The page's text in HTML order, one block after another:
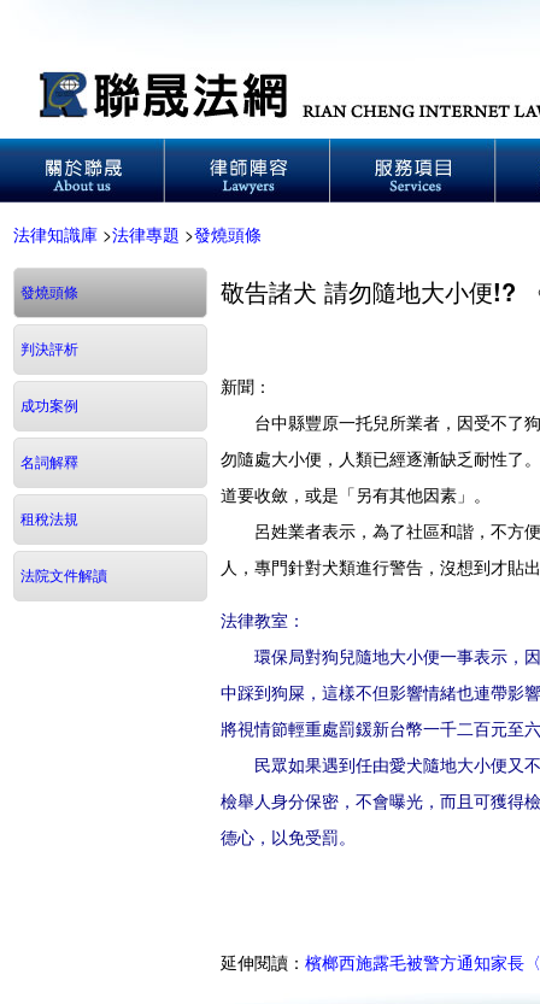
法律知識庫 >法律專題 >發燒頭條
發燒頭條
判決評析
成功案例
名詞解釋
租稅法規
法院文件解讀
敬告諸犬 請勿隨地大小便!?
新聞：
台中縣豐原一托兒所業者，因受不了狗
勿隨處大小便，人類已經逐漸缺乏耐性了
道要收斂，或是「另有其他因素」。
呂姓業者表示，為了社區和諧，不方便
人，專門針對犬類進行警告，沒想到才貼
法律教室：
環保局對狗兒隨地大小便一事表示，因
中踩到狗屎，這樣不但影響情緒也連帶影
將視情節輕重處罰鍰新台幣一千二百元至
民眾如果遇到任由愛犬隨地大小便又不
檢舉人身分保密，不會曝光，而且可獲得
德心，以免受罰。
延伸閱讀： 檳榔西施露毛被警方通知家長